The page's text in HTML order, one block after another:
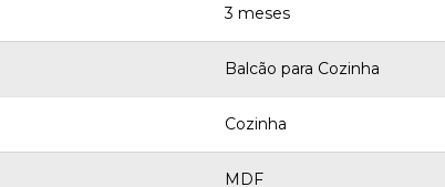
3 meses
Balcão para Cozinha
Cozinha
MDF